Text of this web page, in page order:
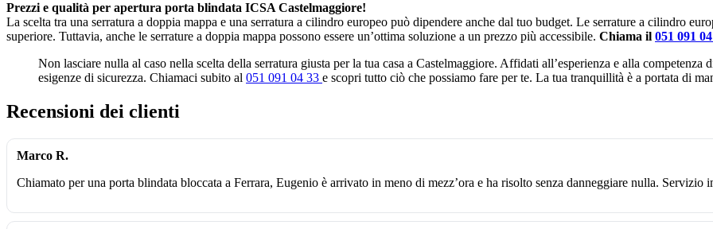
Prezzi e qualità per apertura porta blindata ICSA Castelmaggiore!
La scelta tra una serratura a doppia mappa e una serratura a cilindro europeo può dipendere anche dal tuo budget. Le serrature a cilindro
superiore. Tuttavia, anche le serrature a doppia mappa possono essere un’ottima soluzione a un prezzo più accessibile. Chiama il 051 091
Non lasciare nulla al caso nella scelta della serratura giusta per la tua casa a Castelmaggiore. Affidati all’esperienza e alla
esigenze di sicurezza. Chiamaci subito al 051 091 04 33 e scopri tutto ciò che possiamo fare per te. La tua tranquillità è a portata di
Recensioni dei clienti
Marco R.
Chiamato per una porta blindata bloccata a Ferrara, Eugenio è arrivato in meno di mezz’ora e ha risolto senza danneggiare nulla. Servizio